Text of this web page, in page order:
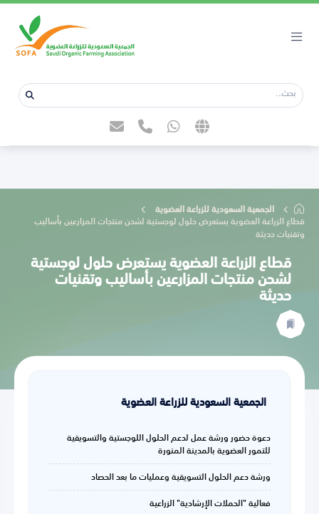
الجمعية السعودية للزراعة العضوية
قطاع الزراعة العضوية يستعرض حلول لوجستية لشحن منتجات المزارعين بأساليب
وتقنيات حديثة
قطاع الزراعة العضوية يستعرض حلول لوجستية
لشحن منتجات المزارعين بأساليب وتقنيات
حديثة
الجمعية السعودية للزراعة العضوية
دعوة حضور ورشة عمل لدعم الحلول اللوجستية والتسويقية
للتمور العضوية بالمدينة المنورة
ورشة دعم الحلول التسويقية وعمليات ما بعد الحصاد
فعالية "الحملات الإرشادية" الزراعية